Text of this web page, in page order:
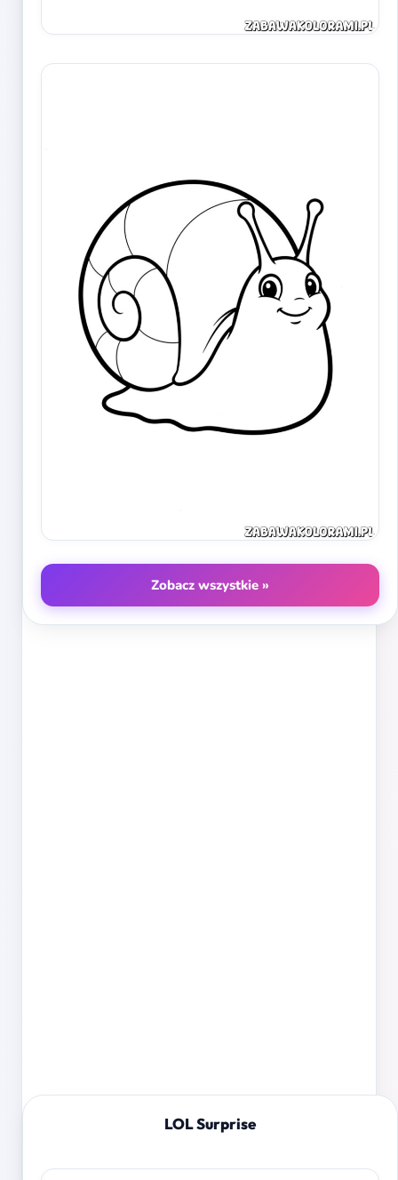
Zobacz wszystkie »
LOL Surprise